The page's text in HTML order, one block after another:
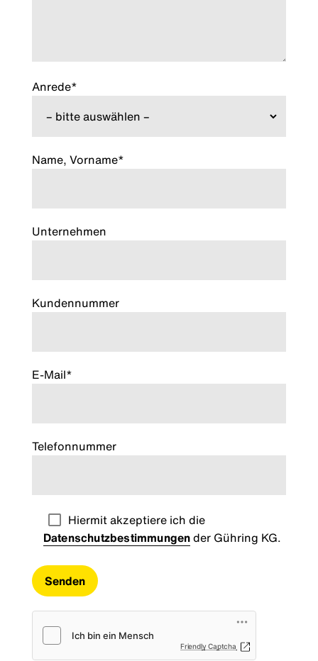
Anrede*
Name, Vorname*
Unternehmen
Kundennummer
E-Mail*
Telefonnummer
Hiermit akzeptiere ich die
Datenschutzbestimmungender Gühring KG.
Friendly Captcha